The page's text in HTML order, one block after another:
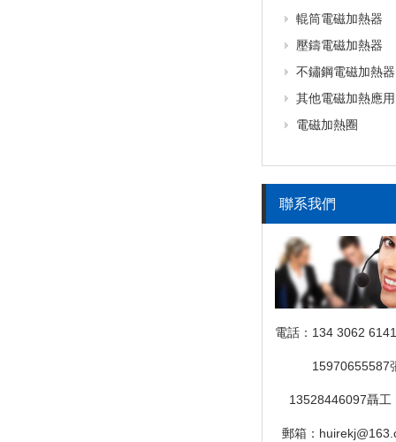
輥筒電磁加熱器
壓鑄電磁加熱器
不鏽鋼電磁加熱器
其他電磁加熱應用
電磁加熱圈
聯系我們
電話：134 3062
15970655587
13528446097聶工
郵箱：